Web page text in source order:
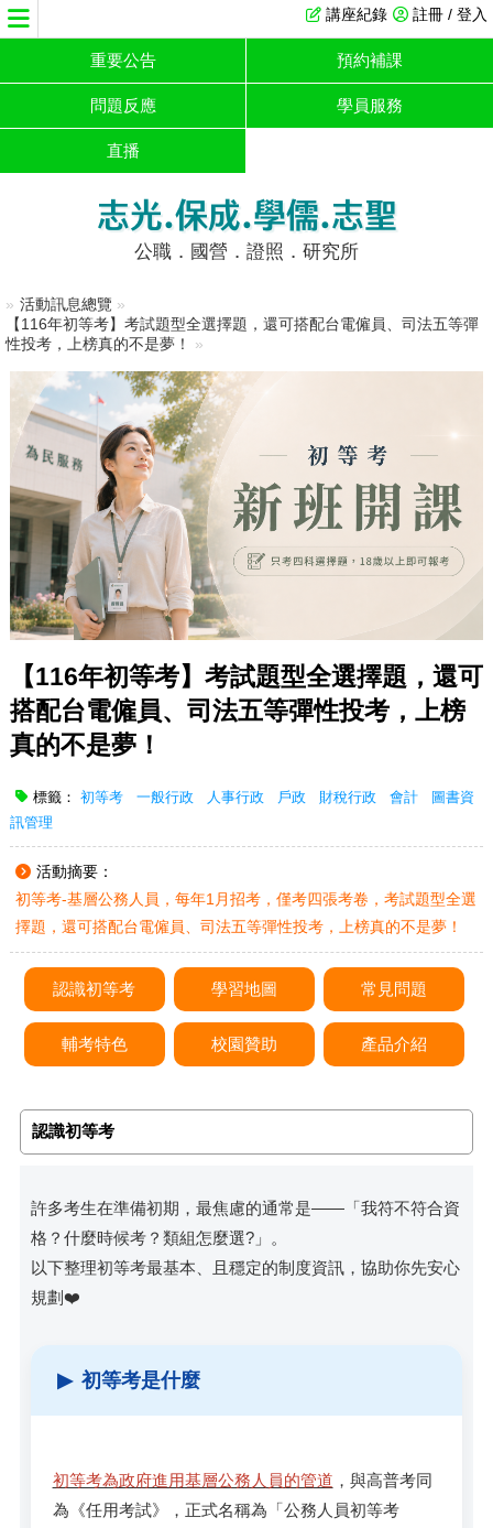
註冊 / 登入
講座紀錄
重要公告 預約補課
問題反應 學員服務
直播
志光.保成.學儒.志聖
公職．國營．證照．研究所
» 活動訊息總覽 »
【116年初等考】考試題型全選擇題，還可搭配台電僱員、司法五等彈
性投考，上榜真的不是夢！
»
【116年初等考】考試題型全選擇題，還可
搭配台電僱員、司法五等彈性投考，上榜
真的不是夢！
標籤： 初等考 一般行政 人事行政 戶政 財稅行政 會計
圖書資
訊管理
活動摘要：
初等考-基層公務人員，每年1月招考，僅考四張考卷，考試題型全選
擇題，還可搭配台電僱員、司法五等彈性投考，上榜真的不是夢！
認識初等考 學習地圖 常見問題
輔考特色 校園贊助 產品介紹
認識初等考
許多考生在準備初期，最焦慮的通常是——「我符不符合資
格？什麼時候考？類組怎麼選?」。
以下整理初等考最基本、且穩定的制度資訊，協助你先安心
規劃❤️
▶ 初等考是什麼
初等考為政府進用基層公務人員的管道 ，與高普考同
為《任用考試》，正式名稱為「公務人員初等考